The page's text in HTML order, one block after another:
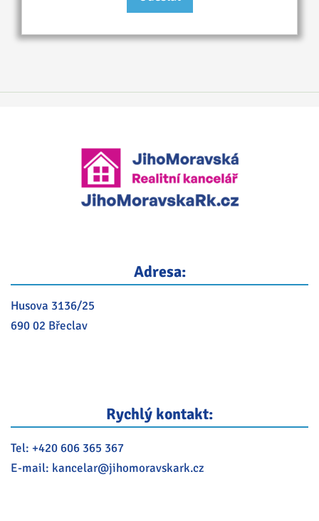
Adresa:
Husova 3136/25
690 02 Břeclav
Rychlý kontakt:
Tel: +420 606 365 367
E-mail: kancelar@jihomoravskark.cz